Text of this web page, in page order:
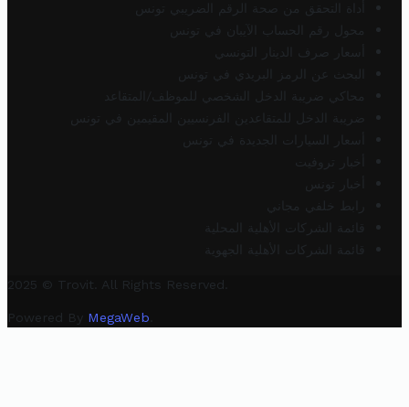
أداة التحقق من صحة الرقم الضريبي تونس
محول رقم الحساب الآيبان في تونس
أسعار صرف الدينار التونسي
البحث عن الرمز البريدي في تونس
محاكي ضريبة الدخل الشخصي للموظف/المتقاعد
ضريبة الدخل للمتقاعدين الفرنسيين المقيمين في تونس
أسعار السيارات الجديدة في تونس
أخبار تروفيت
أخبار تونس
رابط خلفي مجاني
قائمة الشركات الأهلية المحلية
قائمة الشركات الأهلية الجهوية
2025 © Trovit. All Rights Reserved.
Powered By MegaWeb